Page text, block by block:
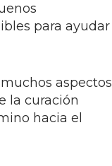
para ayudar
aspectos
la curación
hacia el